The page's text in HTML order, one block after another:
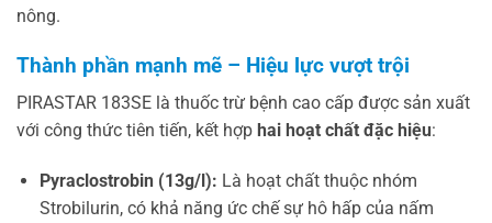
nông.
Thành phần mạnh mẽ – Hiệu lực vượt trội
PIRASTAR 183SE là thuốc trừ bệnh cao cấp được sản xuất
với công thức tiên tiến, kết hợp hai hoạt chất đặc hiệu:
Pyraclostrobin (13g/l): Là hoạt chất thuộc nhóm
Strobilurin, có khả năng ức chế sự hô hấp của nấm